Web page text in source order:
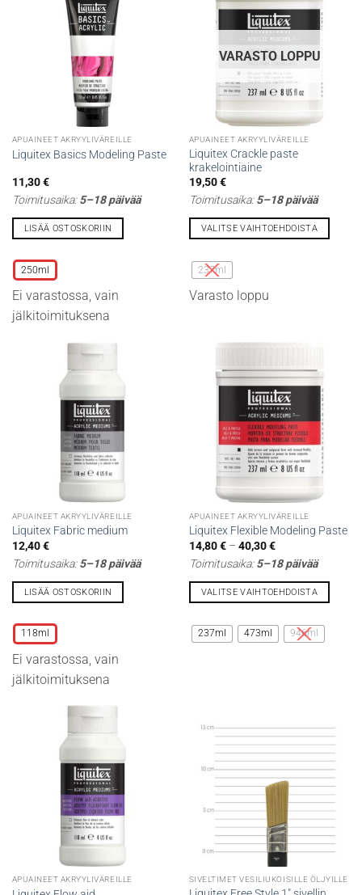
tuotteen
sivulla.
APUAINEET AKRYYLIVÄREILLE
Liquitex Basics Modeling Paste
11,30€
Toimitusaika:5–18 päivää
LISÄÄ OSTOSKORIIN
tuotteella
on
useampi
muunnelma.
250ml
Ei varastossa, vain
jälkitoimituksena
VARASTO LOPPU
APUAINEET AKRYYLIVÄREILLE
Liquitex Crackle paste
krakelointiaine
19,50€
Toimitusaika:5–18 päivää
VALITSE VAIHTOEHDOISTA
tuotteella
on
useampi
tuotteen
237ml
Varasto loppu
APUAINEET AKRYYLIVÄREILLE
Liquitex Fabric medium
12,40€
Toimitusaika:5–18 päivää
LISÄÄ OSTOSKORIIN
tuotteella
on
useampi
muunnelma.
118ml
Ei varastossa, vain
jälkitoimituksena
APUAINEET AKRYYLIVÄREILLE
Liquitex Flexible Modeling Paste
14,80€ – 40,30€Hintaluokka:
-
Toimitusaika:5–18 päivää
VALITSE VAIHTOEHDOISTA
tuotteella
on
valinnat
tuotteen
sivulla.
237ml 473ml 946ml
APUAINEET AKRYYLIVÄREILLE SIVELTIMET VESILIUKOISILLE ÖLJYILLE